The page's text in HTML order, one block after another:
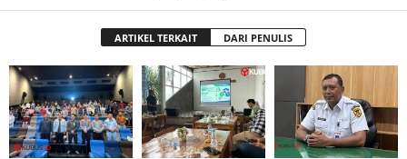
ARTIKEL TERKAIT DARI PENULIS